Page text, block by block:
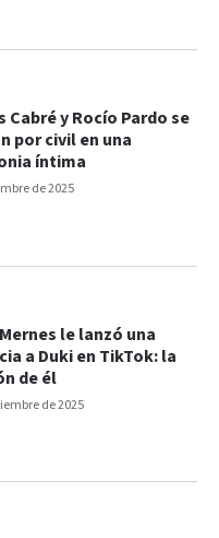
de 2025
Cabré y Rocío Pardo se
por civil en una
íntima
de 2025
le lanzó una
a Duki en TikTok: la
de él